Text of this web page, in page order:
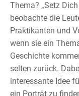
Thema? „Setz
beobachte die
Praktikanten und
wenn sie ein
Geschichte
selten zurück.
interessante Idee
ein Porträt zu